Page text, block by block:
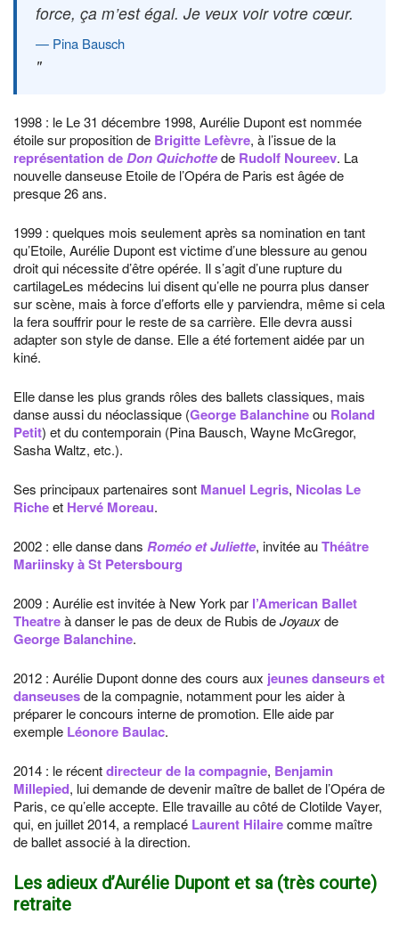
force, ça m’est égal. Je veux voir votre cœur.
Pina Bausch
1998 : le Le 31 décembre 1998, Aurélie Dupont est nommée
étoile sur proposition de Brigitte Lefèvre, à l’issue de la
représentation deDon Quichottede Rudolf Noureev. La
nouvelle danseuse Etoile de l’Opéra de Paris est âgée de
presque 26 ans.
1999 : quelques mois seulement après sa nomination en tant
qu’Etoile, Aurélie Dupont est victime d’une blessure au genou
droit qui nécessite d’être opérée. Il s’agit d’une rupture du
cartilageLes médecins lui disent qu’elle ne pourra plus danser
sur scène, mais à force d’efforts elle y parviendra, même si cela
la fera souffrir pour le reste de sa carrière. Elle devra aussi
adapter son style de danse. Elle a été fortement aidée par un
kiné.
Elle danse les plus grands rôles des ballets classiques, mais
danse aussi du néoclassique (George Balanchineou Roland
Petit) et du contemporain (Pina Bausch, Wayne McGregor,
Sasha Waltz, etc.).
Ses principaux partenaires sont Manuel Legris, Nicolas Le
Richeet Hervé Moreau.
2002 : elle danse dans Roméo et Juliette, invitée auThéâtre
Mariinsky à St Petersbourg
2009 : Aurélie est invitée à New York par l’American Ballet
Theatreà danser le pas de deux de Rubis deJoyauxde
George Balanchine.
2012 : Aurélie Dupont donne des cours aux jeunes danseurs et
danseusesde la compagnie, notamment pour les aider à
préparer le concours interne de promotion. Elle aide par
exemple Léonore Baulac.
2014 : le récentdirecteur de la compagnie, Benjamin
Millepied, lui demande de devenir maître de ballet de l’Opéra de
Paris, ce qu’elle accepte. Elle travaille au côté de Clotilde Vayer,
qui, en juillet 2014, a remplacé Laurent Hilairecomme maître
de ballet associé à la direction.
Les adieux d’Aurélie Dupont et sa (très courte)
retraite